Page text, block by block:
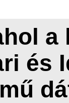
szerint
és
mű